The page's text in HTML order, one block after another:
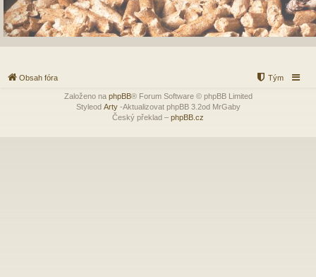
Obsah fóra Tým
Založeno na phpBB® Forum Software © phpBB Limited
Styleod Arty-Aktualizovat phpBB 3.2od MrGaby
Český překlad – phpBB.cz